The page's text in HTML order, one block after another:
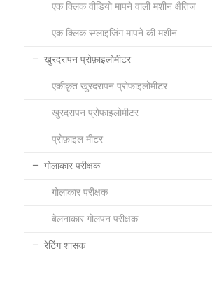
एक क्लिक वीडियो मापने वाली मशीन क्षैतिज
एक क्लिक स्प्लाइजिंग मापने की मशीन
खुरदरापन प्रोफ़ाइलोमीटर
एकीकृत खुरदरापन प्रोफाइलोमीटर
खुरदरापन प्रोफाइलोमीटर
प्रोफ़ाइल मीटर
गोलाकार परीक्षक
गोलाकार परीक्षक
बेलनाकार गोलपन परीक्षक
रेटिंग शासक